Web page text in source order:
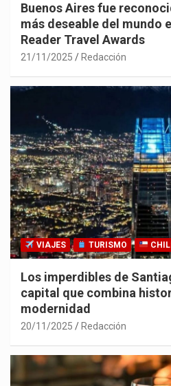
Buenos Aires fue
más deseable del mundo
Reader Travel Awards
21/11/2025 Redacción
VIAJES TURISMO
Los imperdibles de
capital que combina
modernidad
20/11/2025 Redacción